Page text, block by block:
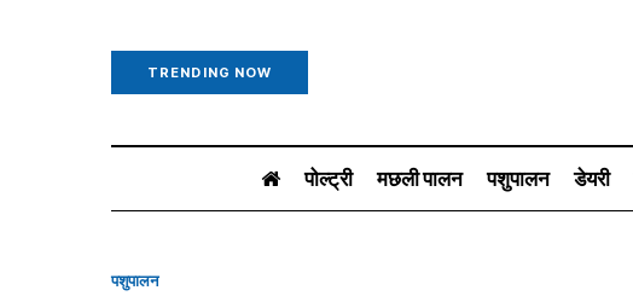
TRENDING NOW
पोल्ट्री मछली पालन पशुपालन डेयरी
पशुपालन